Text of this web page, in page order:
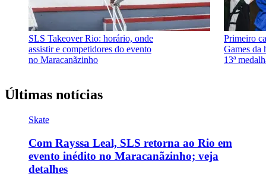
SLS Takeover Rio: horário, onde
assistir e competidores do evento
no Maracanãzinho
Primeiro
Games da
13ª
Últimas notícias
Skate
Com Rayssa Leal, SLS retorna ao Rio em
evento inédito no Maracanãzinho; veja
detalhes